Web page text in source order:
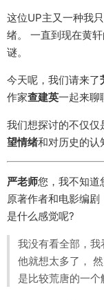
这位UP主又一种我
绪。 一直到现在黄
谜。
今天呢，我们请来了
作家查建英一起来聊
我们想探讨的不仅
望情绪和对历史的认
严老师您，我不知道
原著作者和电影编剧
是什么感觉呢?
我没有看全部，
他就想太多了，
是比较荒唐的一个